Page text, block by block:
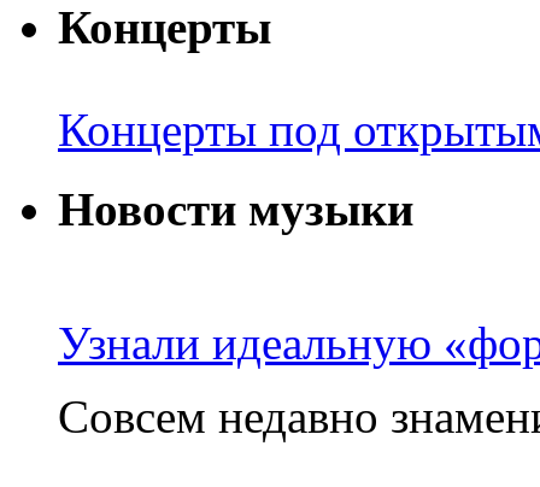
Концерты
Концерты под
Новости музыки
Узнали идеальную
Совсем недавно